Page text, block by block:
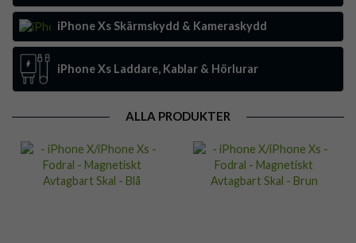
iPhone Xs Skärmskydd & Kameraskydd
iPhone Xs Laddare, Kablar & Hörlurar
ALLA PRODUKTER